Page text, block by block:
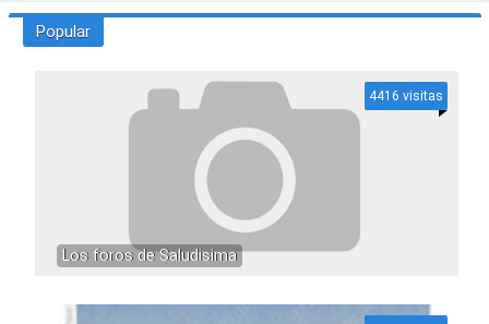
Popular
Los foros de Saludisima
4416 visitas